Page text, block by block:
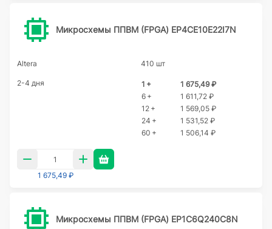
Микросхемы ППВМ (FPGA) EP4CE10E22I7N
Altera 410 шт
2-4 дня 1 +
1 675,49 ₽
6 +
1 611,72 ₽
12 +
1 569,05 ₽
24 +
1 531,52 ₽
60 +
1 506,14 ₽
1 675,49 ₽
Микросхемы ППВМ (FPGA) EP1C6Q240C8N